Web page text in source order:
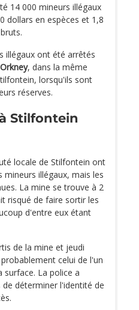
14 000 mineurs illégaux
dollars en espèces et 1,8
illégaux ont été arrêtés
Orkney, dans la même
lorsqu'ils sont
réserves.
Stilfontein
locale de Stilfontein ont
illégaux, mais les
La mine se trouve à 2
risqué de faire sortir les
d'entre eux étant
de la mine et jeudi
celui de l'un
La police a
déterminer l'identité de